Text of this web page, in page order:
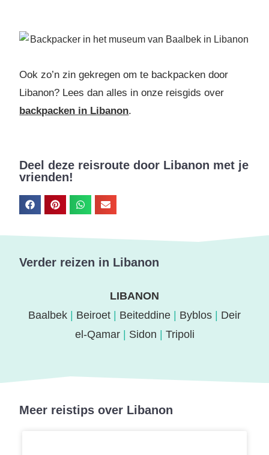
Ook zo’n zin gekregen om te backpacken door
Libanon? Lees dan alles in onze reisgids over
backpacken in Libanon.
Deel deze reisroute door Libanon met je
vrienden!
Verder reizen in Libanon
LIBANON
Baalbek
Beiroet Beiteddine Byblos
Deir
el-Qamar
Sidon Tripoli
Meer reistips over Libanon